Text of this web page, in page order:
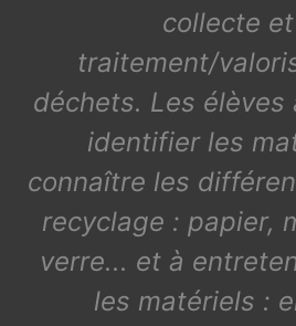
collecte
traitement/
déchets. Les élèves
identifier les
connaître les
recyclage : papier,
verre... et à
les matériels :